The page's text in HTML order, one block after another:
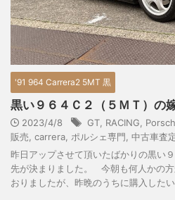
'91 964 Carrera2 5MT 黒
黒い９６４Ｃ２（５ＭＴ）の
2023/4/8 GT RACING
販売 carrera ポルシェ専門 中古車査
昨日アップさせて頂いたばかりの黒い
先が決まりました。 今朝も何人かの
おりましたが、昨晩のうちに購入した